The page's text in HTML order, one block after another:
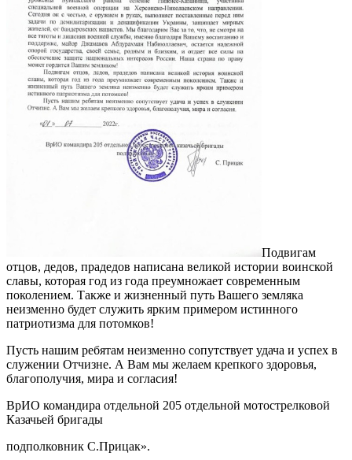
Подвигам
отцов, дедов, прадедов написана великой истории воинской
славы, которая год из года преумножает современным
поколением. Также и жизненный путь Вашего земляка
неизменно будет служить ярким примером истинного
патриотизма для потомков!
Пусть нашим ребятам неизменно сопутствует удача и успех в
служении Отчизне. А Вам мы желаем крепкого здоровья,
благополучия, мира и согласия!
ВрИО командира отдельной 205 отдельной мотострелковой
Казачьей бригады
подполковник С.Прицак».